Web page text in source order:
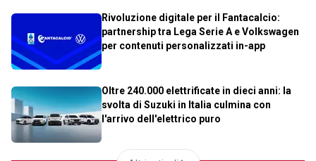
Rivoluzione digitale per il Fantacalcio:
partnership tra Lega Serie A e Volkswagen
per contenuti personalizzati in-app
Oltre 240.000 elettrificate in dieci anni: la
svolta di Suzuki in Italia culmina con
l'arrivo dell'elettrico puro